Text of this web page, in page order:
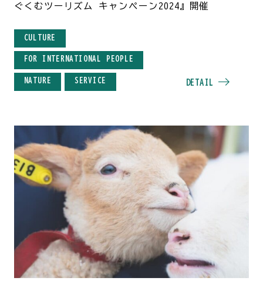
ぐくむツーリズム キャンペーン2024』開催
CULTURE
FOR INTERNATIONAL PEOPLE
NATURE SERVICE DETAIL